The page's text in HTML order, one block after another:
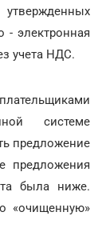
- электронная
учета НДС.
системе
предложение
предложения
была ниже.
«очищенную»